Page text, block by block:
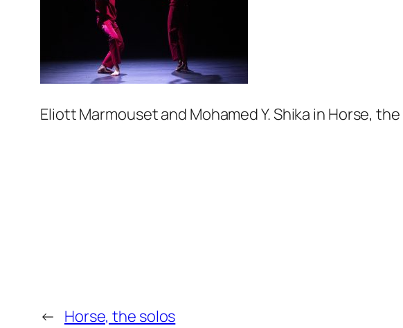
Eliott Marmouset and Mohamed Y. Shika in Horse,
← Horse, the solos